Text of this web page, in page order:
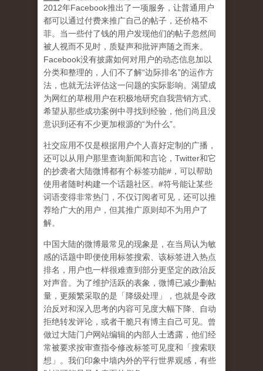
2012年Facebook推出了一项服务，让普通用户
都可以通过付费来推广自己的帖子，还价格不
菲。当一些付了钱的用户发现他们的帖子忽然间
被人视而不见时，质疑声和批评声随之而来。
Facebook没有披露如何对用户的动态信息加以
分类和整理的，人们不了解“边际排名”的运作方
法，也就无法评估这一问题的实际影响。渴望成
为网红的草根用户在积极地研究自我营销方式、
希望从那些成功案例中寻找到经验，他们尚且没
意识到 还有不少更加根源的“为什么”。
社交应用不仅是根据用户个人喜好定制的广播，
还可以从用户那里查询新闻和言论， Twitter和它
的抄袭者大陆微博都有个标签功能# ，可以帮助
使用者随时构建一个话题社区。 #符号能让某些
词语变得非常热门，不仅订阅者可见，还可以推
荐给广大的用户，但其推广原则却不为用户了
解。
中国大陆的微博最常见的现象是，在当局认为敏
感的话题中即便使用标签搜索、该标签进入热点
排名，用户也一样很难查到部分更坚定的政治反
对声音。为了维护活跃的表象，微博已减少删帖
量，更频繁采取的是「降级处理」，也就是令政
治反对和深入思考的内容可见度大幅下降、自动
拒绝转发评论，或者干脆只有博主自己可见。曾
做过大陆门户网站编辑的内部人士透露，他们经
常被要求按审查指令修改标签可见度和「搜索联
想」。 我们印象中墙内外的平行世界观感，有些